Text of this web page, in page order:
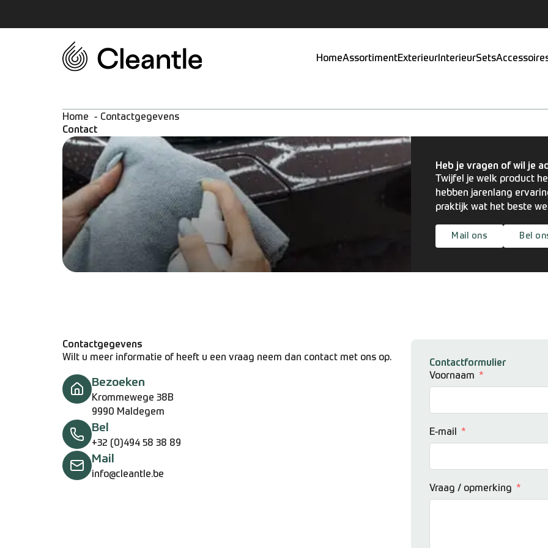
HomeAssortimentExterieurInterieurSets
Home
Contactgegevens
Contact
Heb je vragen of wil je
Twijfel je welk product
hebben jarenlang
praktijk wat het beste
Mail ons Bel
Contactgegevens
Wilt u meer informatie of heeft u een vraag neem dan contact met ons op.
Bezoeken
Krommewege 38B
9990 Maldegem
Bel
+32 (0)494 58 38 89
Mail
info@cleantle.be
Contactformulier
Voornaam
E-mail
Vraag / opmerking